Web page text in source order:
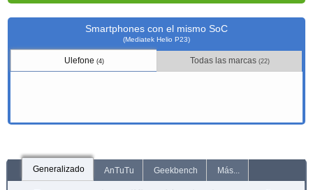
Smartphones con el mismo SoC
(Mediatek Helio P23)
Ulefone (4) Todas las marcas (22)
Generalizado AnTuTu Geekbench Más...